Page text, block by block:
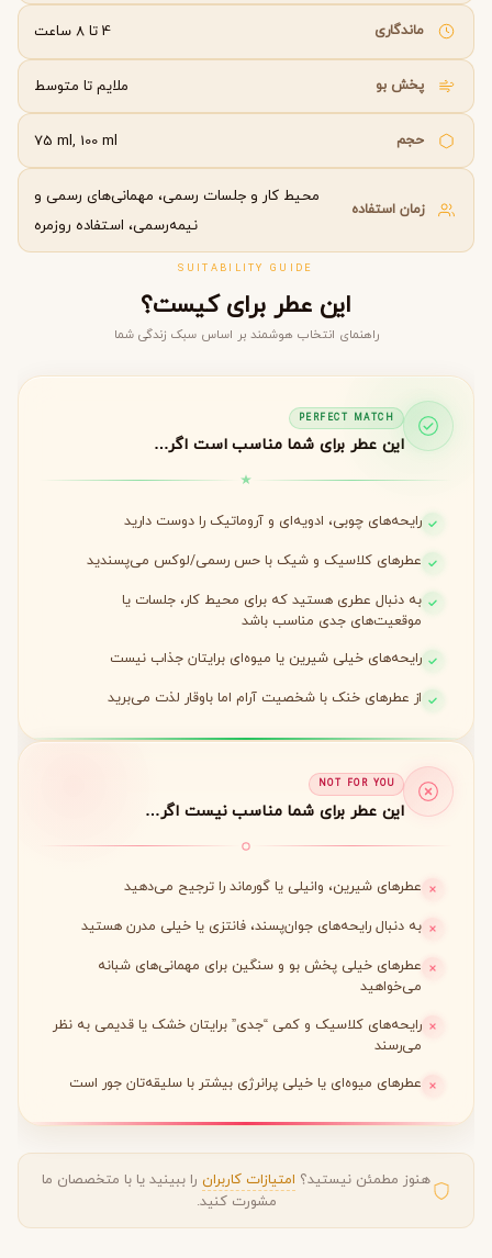
ماندگاری 4 تا 8 ساعت
پخش بو ملایم تا متوسط
حجم 75 ml, 100 ml
زمان استفاده
محیط کار و جلسات رسمی، مهمانی‌های رسمی و
نیمه‌رسمی، استفاده روزمره
SUITABILITY GUIDE
این عطر برای کیست؟
راهنمای انتخاب هوشمند بر اساس سبک زندگی شما
PERFECT MATCH
این عطر برای شما مناسب است اگر…
رایحه‌های چوبی، ادویه‌ای و آروماتیک را دوست دارید
عطرهای کلاسیک و شیک با حس رسمی/لوکس می‌پسندید
به دنبال عطری هستید که برای محیط کار، جلسات یا
موقعیت‌های جدی مناسب باشد
رایحه‌های خیلی شیرین یا میوه‌ای برایتان جذاب نیست
از عطرهای خنک با شخصیت آرام اما باوقار لذت می‌برید
NOT FOR YOU
این عطر برای شما مناسب نیست اگر…
عطرهای شیرین، وانیلی یا گورماند را ترجیح می‌دهید
به دنبال رایحه‌های جوان‌پسند، فانتزی یا خیلی مدرن هستید
عطرهای خیلی پخش بو و سنگین برای مهمانی‌های شبانه
می‌خواهید
رایحه‌های کلاسیک و کمی “جدی” برایتان خشک یا قدیمی به نظر
می‌رسند
عطرهای میوه‌ای یا خیلی پرانرژی بیشتر با سلیقه‌تان جور است
هنوز مطمئن نیستید؟ امتیازات کاربران را ببینید یا با متخصصان ما
مشورت کنید.